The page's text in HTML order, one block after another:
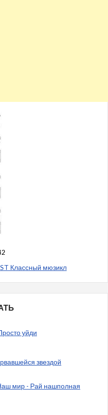
Классный мюзикл
уйди
звездой
мир - Рай нашполная